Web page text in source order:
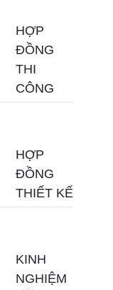
HỢP
ĐỒNG
THI
CÔNG
HỢP
ĐỒNG
THIẾT KẾ
KINH
NGHIỆM